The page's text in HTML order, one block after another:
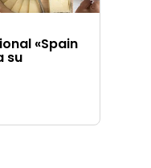
«Spain
su